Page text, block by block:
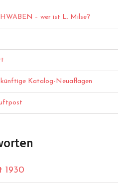
– wer ist L. Milse?
Katalog-Neuaflagen
1930